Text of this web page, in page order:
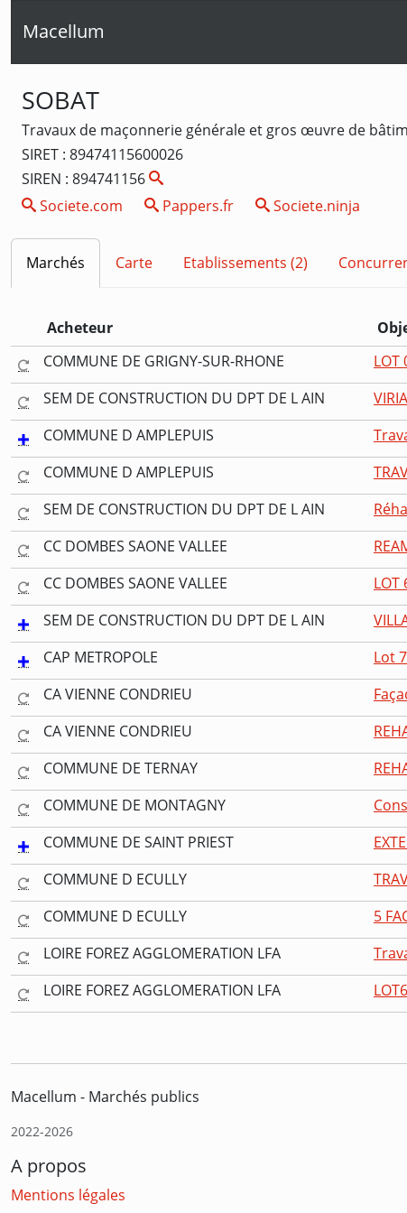
Macellum
SOBAT
Travaux de maçonnerie générale et gros œuvre de
SIRET : 89474115600026
SIREN : 894741156
Societe.com
Pappers.fr Societe.ninja
Marchés Carte Etablissements (2)
Acheteur
COMMUNE DE GRIGNY-SUR-RHONE
LOT
SEM DE CONSTRUCTION DU DPT DE L AIN
COMMUNE D AMPLEPUIS
COMMUNE D AMPLEPUIS
SEM DE CONSTRUCTION DU DPT DE L AIN
CC DOMBES SAONE VALLEE
CC DOMBES SAONE VALLEE
LOT
SEM DE CONSTRUCTION DU DPT DE L AIN
CAP METROPOLE
Lot
CA VIENNE CONDRIEU
CA VIENNE CONDRIEU
COMMUNE DE TERNAY
COMMUNE DE MONTAGNY
COMMUNE DE SAINT PRIEST
COMMUNE D ECULLY
COMMUNE D ECULLY
5
LOIRE FOREZ AGGLOMERATION LFA
LOIRE FOREZ AGGLOMERATION LFA
Macellum - Marchés publics
2022-2026
A propos
Mentions légales